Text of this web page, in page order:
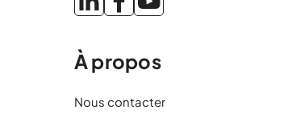
À propos
Nous contacter